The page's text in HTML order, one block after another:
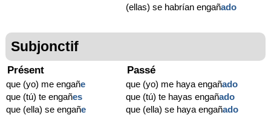
(ellas) se habrían engañado
Subjonctif
Présent
que (yo) me engañe
que (tú) te engañes
que (ella) se engañe
Passé
que (yo) me haya engañado
que (tú) te hayas engañado
que (ella) se haya engañado